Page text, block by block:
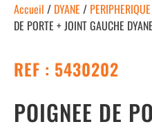
Accueil / DYANE / PERIPHERIQUE
DE PORTE + JOINT GAUCHE
REF : 5430202
POIGNEE DE